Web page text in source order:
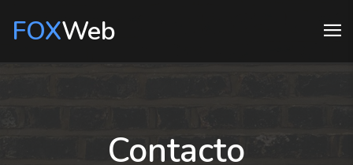
FOXWeb
Contacto